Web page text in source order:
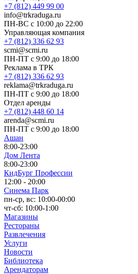
+7 (812) 449 99 00
info@trkraduga.ru
ПН-ВС с 10:00 до 22:00
Управляющая компания
+7 (812) 336 62 93
scmi@scmi.ru
ПН-ПТ с 9:00 до 18:00
Реклама в ТРК
+7 (812) 336 62 93
reklama@trkraduga.ru
ПН-ПТ с 9:00 до 18:00
Отдел аренды
+7 (812) 448 60 14
arenda@scmi.ru
ПН-ПТ с 9:00 до 18:00
Ашан
8:00-23:00
Дом Лента
8:00-23:00
КидБург Профессии
12:00 - 20:00
Синема Парк
пн-ср, вс: 10:00-00:00
чт-сб: 10:00-1:00
Магазины
Рестораны
Развлечения
Услуги
Новости
Библиотека
Арендаторам